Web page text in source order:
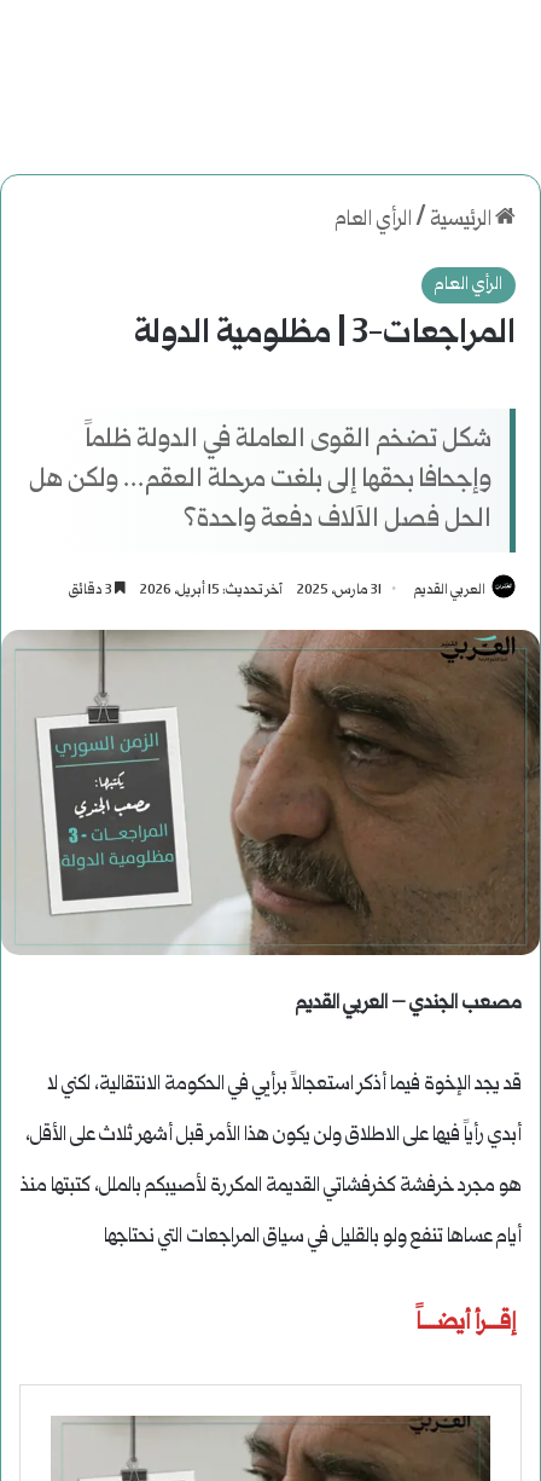
الرئيسية /الرأي العام
الرأي العام
المراجعات-3 | مظلومية الدولة
شكل تضخم القوى العاملة في الدولة ظلماً
وإجحافا بحقها إلى بلغت مرحلة العقم... ولكن هل
الحل فصل الآلاف دفعة واحدة؟
العربي القديم 31 مارس، 2025 آخر تحديث: 15 أبريل، 2026
مصعب الجندي – العربي القديم
قد يجد الإخوة فيما أذكر استعجالاً برأيي في الحكومة الانتقالية، لكني لا
أبدي رأياً فيها على الاطلاق ولن يكون هذا الأمر قبل أشهر ثلاث على الأقل،
هو مجرد خرفشة كخرفشاتي القديمة المكررة لأصيبكم بالملل، كتبتها منذ
أيام عساها تنفع ولو بالقليل في سياق المراجعات التي نحتاجها
إقــــرأ أيضــــاً